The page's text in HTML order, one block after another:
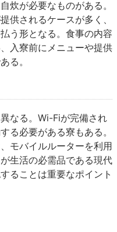
炊が必要なものがある。
供されるケースが多く、
う形となる。食事の内容
入寮前にメニューや提供
る。
なる。Wi-Fiが完備され
る必要がある寮もある。
モバイルルーターを利用
生活の必需品である現代
ることは重要なポイント